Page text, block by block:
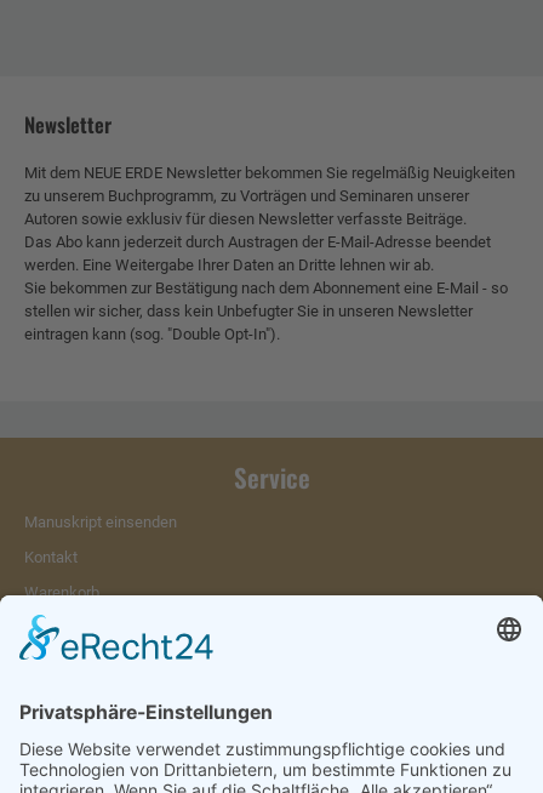
Newsletter
Mit dem NEUE ERDE Newsletter bekommen Sie regelmäßig Neuigkeiten
zu unserem Buchprogramm, zu Vorträgen und Seminaren unserer
Autoren sowie exklusiv für diesen Newsletter verfasste Beiträge.
Das Abo kann jederzeit durch Austragen der E-Mail-Adresse beendet
werden. Eine Weitergabe Ihrer Daten an Dritte lehnen wir ab.
Sie bekommen zur Bestätigung nach dem Abonnement eine E-Mail - so
stellen wir sicher, dass kein Unbefugter Sie in unseren Newsletter
eintragen kann (sog. "Double Opt-In").
Service
Manuskript einsenden
Kontakt
Warenkorb
Konto
Merkzettel
Vertrag widerrufen